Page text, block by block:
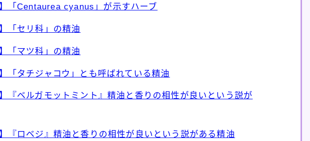
「Centaurea cyanus」が示すハーブ
「セリ科」の精油
「マツ科」の精油
「タチジャコウ」とも呼ばれている精油
『ベルガモットミント』精油と香りの相性が良いという説が
『ロベジ』精油と香りの相性が良いという説がある精油